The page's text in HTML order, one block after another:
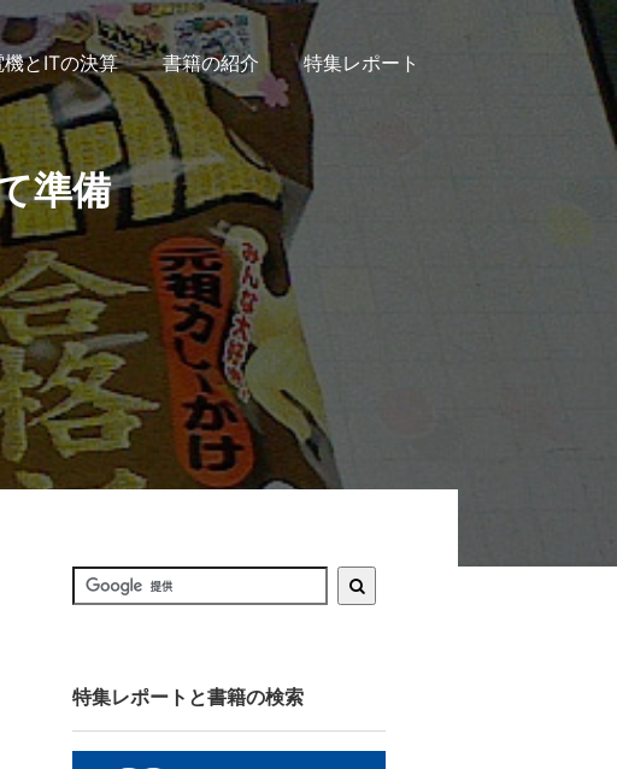
機とITの決算 書籍の紹介 特集レポート
準備
特集レポートと書籍の検索